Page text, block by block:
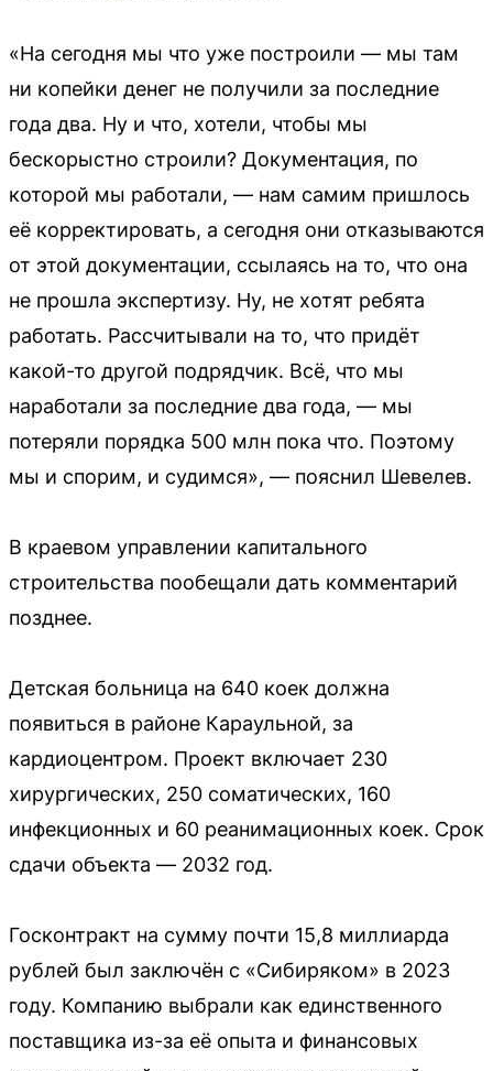
«На сегодня мы что уже построили — мы там
ни копейки денег не получили за последние
года два. Ну и что, хотели, чтобы мы
бескорыстно строили? Документация, по
которой мы работали, — нам самим пришлось
её корректировать, а сегодня они отказываются
от этой документации, ссылаясь на то, что она
не прошла экспертизу. Ну, не хотят ребята
работать. Рассчитывали на то, что придёт
какой-то другой подрядчик. Всё, что мы
наработали за последние два года, — мы
потеряли порядка 500 млн пока что. Поэтому
мы и спорим, и судимся», — пояснил Шевелев.
В краевом управлении капитального
строительства пообещали дать комментарий
позднее.
Детская больница на 640 коек должна
появиться в районе Караульной, за
кардиоцентром. Проект включает 230
хирургических, 250 соматических, 160
инфекционных и 60 реанимационных коек. Срок
сдачи объекта — 2032 год.
Госконтракт на сумму почти 15,8 миллиарда
рублей был заключён с «Сибиряком» в 2023
году. Компанию выбрали как единственного
поставщика из-за её опыта и финансовых